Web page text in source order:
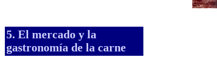
5. El mercado y la
gastronomía de la carne